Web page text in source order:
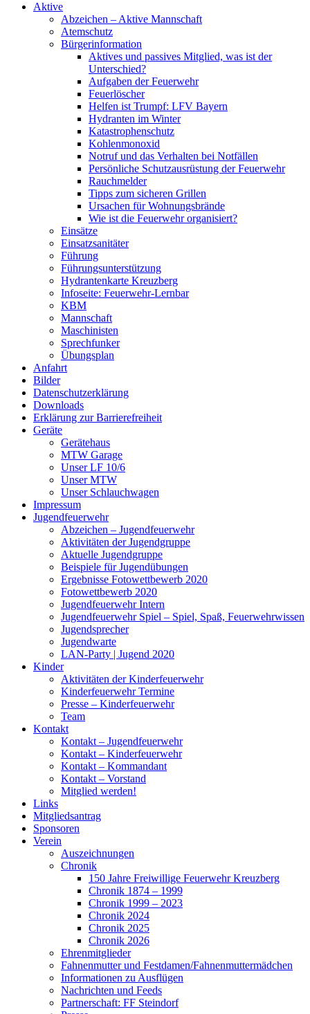
Aktive
Abzeichen – Aktive Mannschaft
Atemschutz
Bürgerinformation
Aktives und passives Mitglied, was ist der
Unterschied?
Aufgaben der Feuerwehr
Feuerlöscher
Helfen ist Trumpf: LFV Bayern
Hydranten im Winter
Katastrophenschutz
Kohlenmonoxid
Notruf und das Verhalten bei Notfällen
Persönliche Schutzausrüstung der Feuerwehr
Rauchmelder
Tipps zum sicheren Grillen
Ursachen für Wohnungsbrände
Wie ist die Feuerwehr organisiert?
Einsätze
Einsatzsanitäter
Führung
Führungsunterstützung
Hydrantenkarte Kreuzberg
Infoseite: Feuerwehr-Lernbar
KBM
Mannschaft
Maschinisten
Sprechfunker
Übungsplan
Anfahrt
Bilder
Datenschutzerklärung
Downloads
Erklärung zur Barriere­frei­heit
Geräte
Gerätehaus
MTW Garage
Unser LF 10/6
Unser MTW
Unser Schlauchwagen
Impressum
Jugendfeuerwehr
Abzeichen – Jugendfeuerwehr
Aktivitäten der Jugendgruppe
Aktuelle Jugendgruppe
Beispiele für Jugendübungen
Ergebnisse Fotowettbewerb 2020
Fotowettbewerb 2020
Jugendfeuerwehr Intern
Jugendfeuerwehr Spiel – Spiel, Spaß, Feuerwehrwissen
Jugendsprecher
Jugendwarte
LAN-Party | Jugend 2020
Kinder
Aktivitäten der Kinderfeuerwehr
Kinderfeuerwehr Termine
Presse – Kinderfeuerwehr
Team
Kontakt
Kontakt – Jugendfeuerwehr
Kontakt – Kinderfeuerwehr
Kontakt – Kommandant
Kontakt – Vorstand
Mitglied werden!
Links
Mitgliedsantrag
Sponsoren
Verein
Auszeichnungen
Chronik
150 Jahre Freiwillige Feuerwehr Kreuzberg
Chronik 1874 – 1999
Chronik 1999 – 2023
Chronik 2024
Chronik 2025
Chronik 2026
Ehrenmitglieder
Fahnenmutter und Festdamen/Fahnenmuttermädchen
Informationen zu Ausflügen
Nachrichten und Feeds
Partnerschaft: FF Steindorf